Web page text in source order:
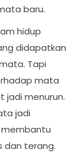
baru.
hidup
didapatkan
Tapi
mata
jadi menurun.
jadi
membantu
dan terang.